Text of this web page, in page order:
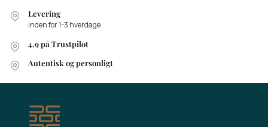
Levering
inden for 1-3 hverdage
4,9 på Trustpilot
Autentisk og personligt